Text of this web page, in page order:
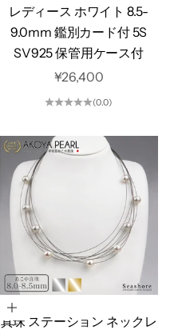
レディース ホワイト 8.5-
9.0mm 鑑別カード付 5S
SV925 保管用ケース付
セール価格
¥26,400
(0.0)
オプションを選択
真珠 ステーション ネックレ